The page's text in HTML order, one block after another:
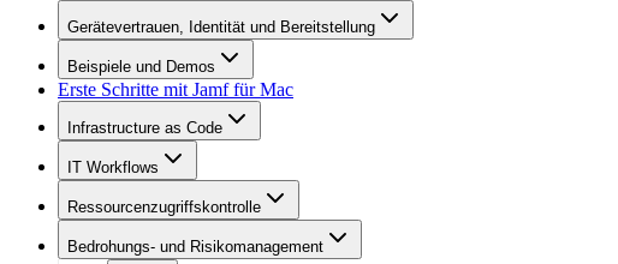
Gerätevertrauen, Identität und Bereitstellung
Beispiele und Demos
Erste Schritte mit Jamf für Mac
Infrastructure as Code
IT Workflows
Ressourcenzugriffskontrolle
Bedrohungs- und Risikomanagement